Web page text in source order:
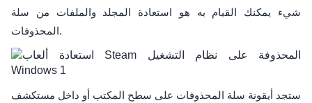
شيء يمكنك القيام به هو استعادة المجلد والملفات من سلة
المحذوفات.
ستجد أيقونة سلة المحذوفات على سطح المكتب أو داخل مستكشف